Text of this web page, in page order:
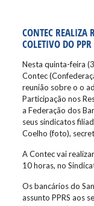
CONTEC REALIZA
COLETIVO DO
Nesta quinta-feira
Contec
reunião sobre o o
Participação nos
a Federação dos
seus sindicatos
Coelho (foto),
A Contec vai
10 horas, no
Os bancários do
assunto PPRS aos